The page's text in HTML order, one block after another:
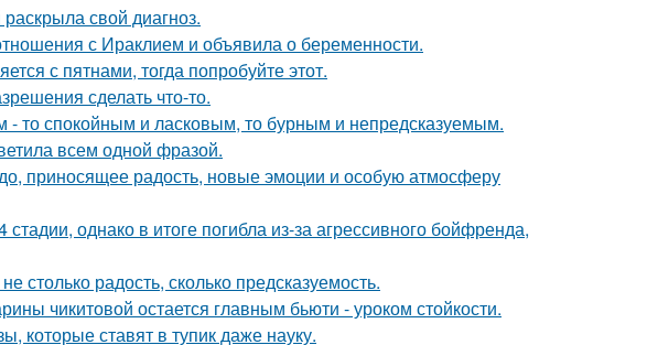
свой диагноз.
с Ираклием и объявила о беременности.
с пятнами, тогда попробуйте этот.
сделать что-то.
то спокойным и ласковым, то бурным и непредсказуемым.
всем одной фразой.
приносящее радость, новые эмоции и особую атмосферу
однако в итоге погибла из-за агрессивного бойфренда,
столько радость, сколько предсказуемость.
чикитовой остается главным бьюти - уроком стойкости.
которые ставят в тупик даже науку.